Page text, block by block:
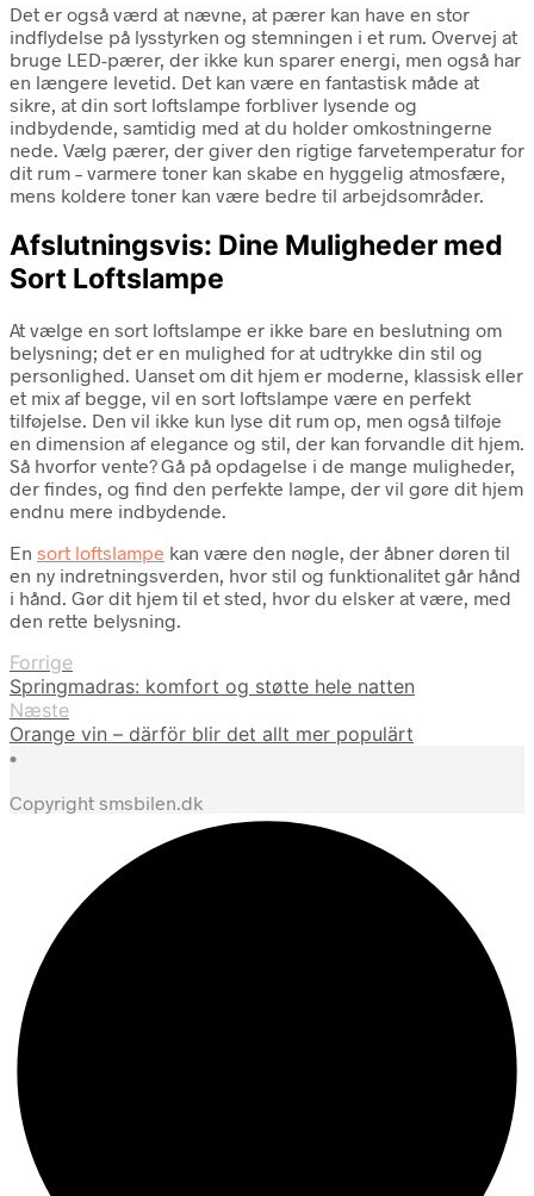
Det er også værd at nævne, at pærer kan have en stor
indflydelse på lysstyrken og stemningen i et rum. Overvej at
bruge LED-pærer, der ikke kun sparer energi, men også har
en længere levetid. Det kan være en fantastisk måde at
sikre, at din sort loftslampe forbliver lysende og
indbydende, samtidig med at du holder omkostningerne
nede. Vælg pærer, der giver den rigtige farvetemperatur for
dit rum – varmere toner kan skabe en hyggelig atmosfære,
mens koldere toner kan være bedre til arbejdsområder.
Afslutningsvis: Dine Muligheder med
Sort Loftslampe
At vælge en sort loftslampe er ikke bare en beslutning om
belysning; det er en mulighed for at udtrykke din stil og
personlighed. Uanset om dit hjem er moderne, klassisk eller
et mix af begge, vil en sort loftslampe være en perfekt
tilføjelse. Den vil ikke kun lyse dit rum op, men også tilføje
en dimension af elegance og stil, der kan forvandle dit hjem.
Så hvorfor vente? Gå på opdagelse i de mange muligheder,
der findes, og find den perfekte lampe, der vil gøre dit hjem
endnu mere indbydende.
En sort loftslampe kan være den nøgle, der åbner døren til
en ny indretningsverden, hvor stil og funktionalitet går hånd
i hånd. Gør dit hjem til et sted, hvor du elsker at være, med
den rette belysning.
Forrige
Springmadras: komfort og støtte hele natten
Næste
Orange vin – därför blir det allt mer populärt
•
Copyright smsbilen.dk